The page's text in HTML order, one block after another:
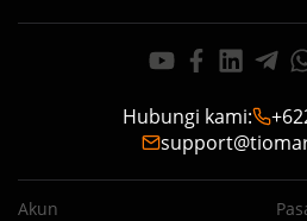
Hubungi kami:
Akun